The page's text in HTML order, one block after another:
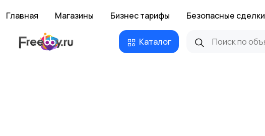
Главная Магазины Бизнес тарифы Безопасные сделки
Каталог